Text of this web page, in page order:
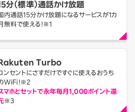
分（標準）通話かけ放題
内通話15分かけ放題になるサービスが1カ
無料で使える！※1
Turbo
ンセントにさすだけですぐに使えるおうち
WiFi！ ※2
マホとセットで永年毎月1,000ポイント還
※3